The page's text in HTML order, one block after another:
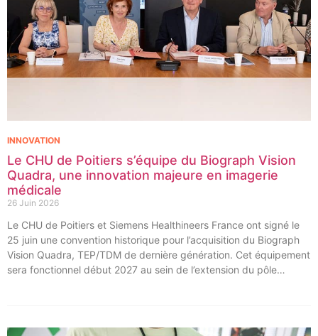
Le CHU de Poitiers s’équipe du Biograph Vision
Quadra, une innovation majeure en imagerie
médicale
26 Juin 2026
INNOVATION
Le CHU de Poitiers et Siemens Healthineers France ont signé le
25 juin une convention historique pour l’acquisition du Biograph
Vision Quadra, TEP/TDM de dernière génération. Cet équipement
sera fonctionnel début 2027 au sein de l’extension du pôle
l’acquisition et l’installation de l’équipement au cœur même du